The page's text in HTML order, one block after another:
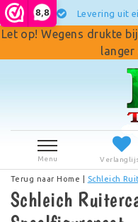
8,8
Levering uit eigen
Let op! Wegens drukte
langer
Menu
Terug naar Home Schleich
Schleich